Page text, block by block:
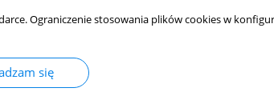
Ograniczenie stosowania plików cookies w
się